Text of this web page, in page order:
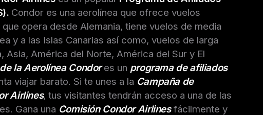
Condor es una aerolínea que ofrece vuelos
opera desde Alemania, tiene vuelos de media
y a las Islas Canarias así como, vuelos de larga
Asia, América del Norte, América del Sur y El
la Aerolínea Condores un programa de afiliados
viajar barato. Si te unes a la Campaña de
Airlines, tus visitantes tendrán acceso a una de las
Gana una Comisión Condor Airlinesfácilmente y